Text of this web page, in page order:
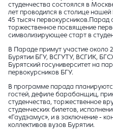
студенчества состоялся в
лет проводился в столице
45 тысяч первокурсников.Парад
торжественное посвящение
символизирующее старт в
В Параде примут участие около
Бурятии БГУ, ВСГУТУ, ВСГИК,
Бурятский госуниверситет на
первокурсников БГУ.
В программе парада
гостей, дефиле барабанщиц,
студенчества, торжественное
студенческих билетов,
«Гаудэамус», и в заключение -
коллективов вузов Бурятии.